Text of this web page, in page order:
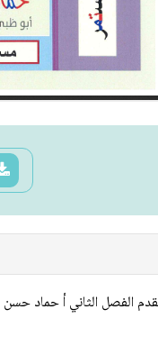
الفصل الثاني أ حماد حسن